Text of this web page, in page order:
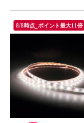
8/8時点_ポイント最大11倍